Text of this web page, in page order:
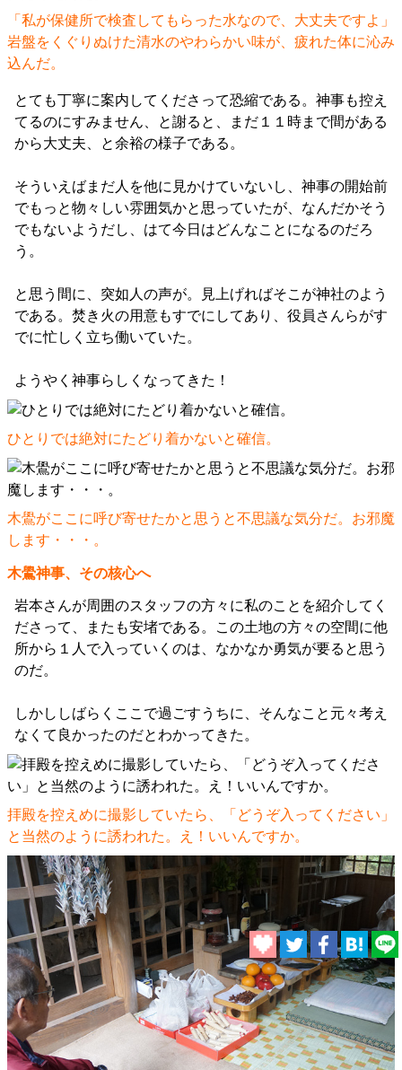
「私が保健所で検査してもらった水なので、大丈夫ですよ」
岩盤をくぐりぬけた清水のやわらかい味が、疲れた体に沁み
込んだ。
とても丁寧に案内してくださって恐縮である。神事も控え
てるのにすみません、と謝ると、まだ１１時まで間がある
から大丈夫、と余裕の様子である。
そういえばまだ人を他に見かけていないし、神事の開始前
でもっと物々しい雰囲気かと思っていたが、なんだかそう
でもないようだし、はて今日はどんなことになるのだろ
う。
と思う間に、突如人の声が。見上げればそこが神社のよう
である。焚き火の用意もすでにしてあり、役員さんらがす
でに忙しく立ち働いていた。
ようやく神事らしくなってきた！
ひとりでは絶対にたどり着かないと確信。
木鷽がここに呼び寄せたかと思うと不思議な気分だ。お邪魔
します・・・。
木鷽神事、その核心へ
岩本さんが周囲のスタッフの方々に私のことを紹介してく
ださって、またも安堵である。この土地の方々の空間に他
所から１人で入っていくのは、なかなか勇気が要ると思う
のだ。
しかししばらくここで過ごすうちに、そんなこと元々考え
なくて良かったのだとわかってきた。
拝殿を控えめに撮影していたら、「どうぞ入ってください」
と当然のように誘われた。え！いいんですか。